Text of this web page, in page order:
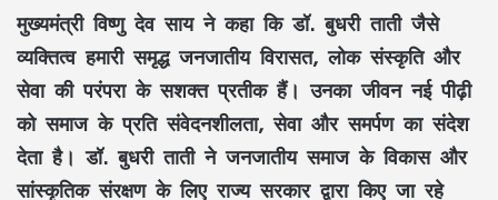
मुख्यमंत्रीविष्णु देव सायने कहा किडॉ. बुधरी तातीजैसे
व्यक्तित्व हमारी समृद्ध जनजातीय विरासत, लोक संस्कृति और
सेवा की परंपरा के सशक्त प्रतीक हैं। उनका जीवन नई पीढ़ी
को समाज के प्रति संवेदनशीलता, सेवा और समर्पण का संदेश
देता है।डॉ. बुधरी तातीने जनजातीय समाज के विकास और
सांस्कृतिक संरक्षण के लिए राज्य सरकार द्वारा किए जा रहे